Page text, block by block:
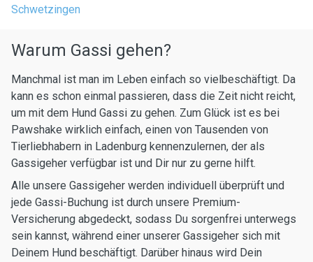
Schwetzingen
Warum Gassi gehen?
Manchmal ist man im Leben einfach so vielbeschäftigt. Da
kann es schon einmal passieren, dass die Zeit nicht reicht,
um mit dem Hund Gassi zu gehen. Zum Glück ist es bei
Pawshake wirklich einfach, einen von Tausenden von
Tierliebhabern in Ladenburg kennenzulernen, der als
Gassigeher verfügbar ist und Dir nur zu gerne hilft.
Alle unsere Gassigeher werden individuell überprüft und
jede Gassi-Buchung ist durch unsere Premium-
Versicherung abgedeckt, sodass Du sorgenfrei unterwegs
sein kannst, während einer unserer Gassigeher sich mit
Deinem Hund beschäftigt. Darüber hinaus wird Dein